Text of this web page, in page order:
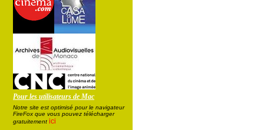
Pour les utilisateurs de Mac
Notre site est optimisé pour le navigateur
FireFox que vous pouvez télécharger
gratuitement ici